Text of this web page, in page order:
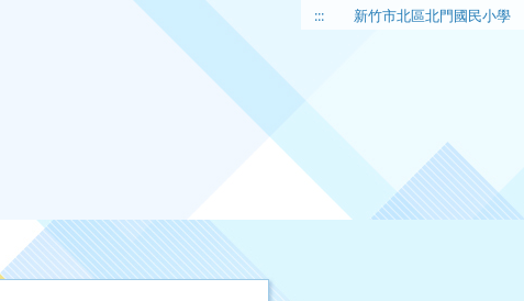
::: 新竹市北區北門國民小學